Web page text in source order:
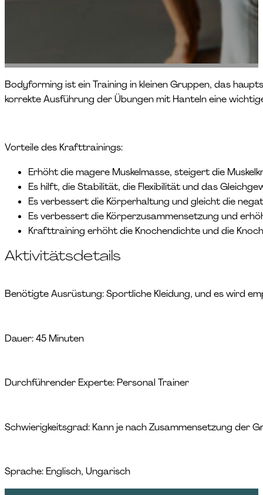
Bodyforming ist ein Training in kleinen Gruppen, das
korrekte Ausführung der Übungen mit Hanteln eine
Vorteile des Krafttrainings:
Erhöht die magere Muskelmasse, steigert die
Es hilft, die Stabilität, die Flexibilität und das
Es verbessert die Körperhaltung und gleicht die
Es verbessert die Körperzusammensetzung und
Krafttraining erhöht die Knochendichte und die
Aktivitätsdetails
Benötigte Ausrüstung: Sportliche Kleidung, und es wird
Dauer: 45 Minuten
Durchführender Experte: Personal Trainer
Schwierigkeitsgrad: Kann je nach Zusammensetzung der
Sprache: Englisch, Ungarisch